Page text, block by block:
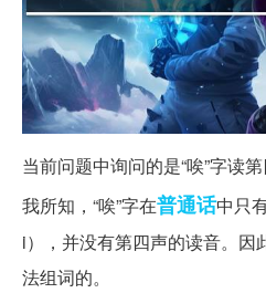
当前问题中询问的是“唉”字读
我所知，“唉”字在普通话中只
i），并没有第四声的读音。因
法组词的。